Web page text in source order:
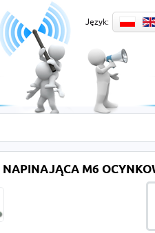
Język:
NAPINAJĄCA M6